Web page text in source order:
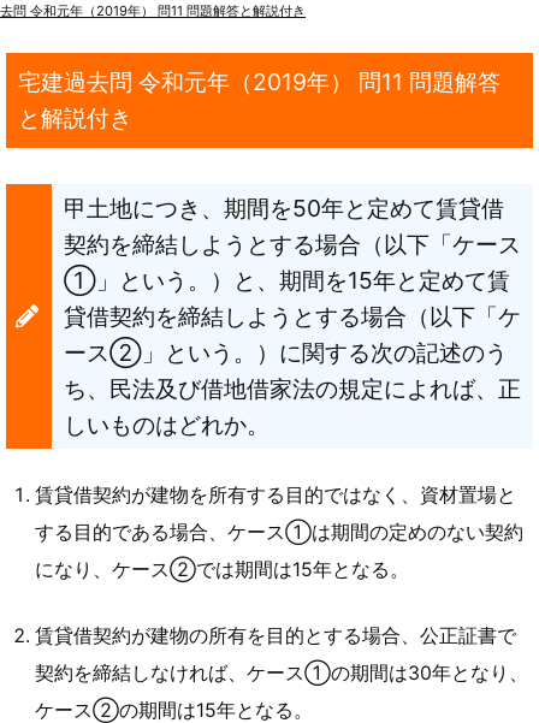
去問 令和元年（2019年） 問11 問題解答と解説付き
宅建過去問 令和元年（2019年） 問11 問題解答
と解説付き
甲土地につき、期間を50年と定めて賃貸借
契約を締結しようとする場合（以下「ケース
①」という。）と、期間を15年と定めて賃
貸借契約を締結しようとする場合（以下「ケ
ース②」という。）に関する次の記述のう
ち、民法及び借地借家法の規定によれば、正
しいものはどれか。
賃貸借契約が建物を所有する目的ではなく、資材置場と
する目的である場合、ケース①は期間の定めのない契約
になり、ケース②では期間は15年となる。
賃貸借契約が建物の所有を目的とする場合、公正証書で
契約を締結しなければ、ケース①の期間は30年となり、
ケース②の期間は15年となる。